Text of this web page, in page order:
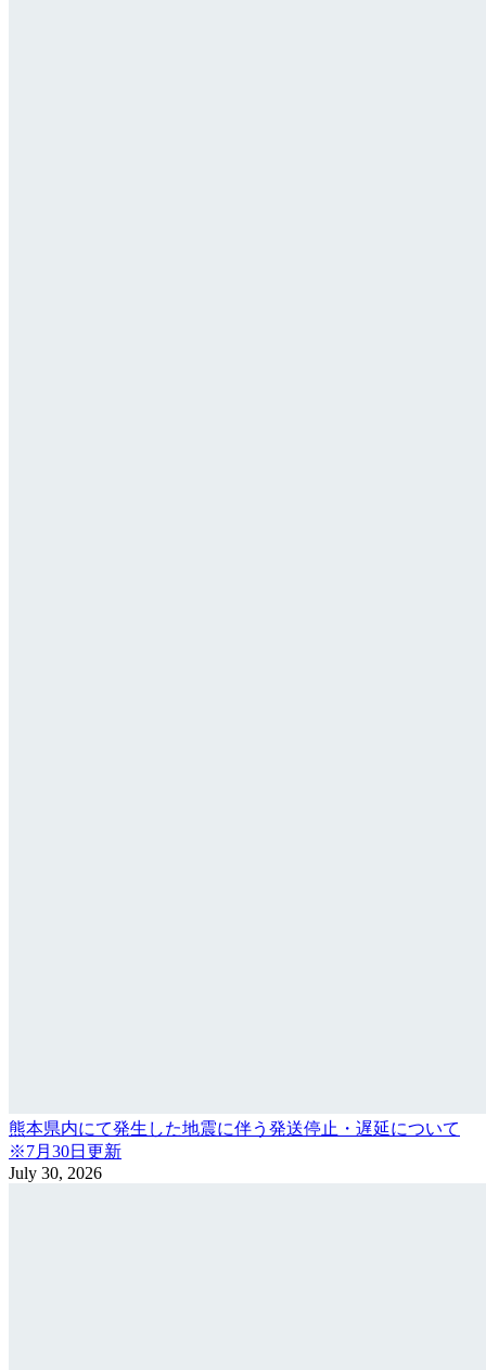
熊本県内にて発生した地震に伴う発送停止・遅延について
※7月30日更新
July 30, 2026